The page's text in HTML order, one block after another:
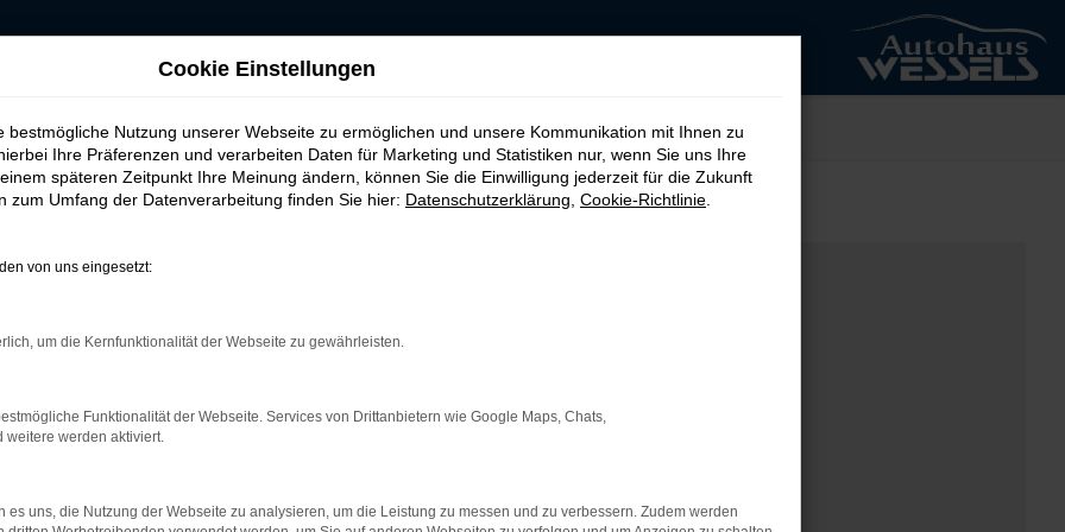
AUTOHAUS
Error
können:
deine Internetverbindung.
Beispiel deine Suchmaschine?
Cookie Einstellungen
bestmögliche Nutzung unserer Webseite zu ermöglichen und unsere Kommunikation mit Ihnen zu
Ihre Präferenzen und verarbeiten Daten für Marketing und Statistiken nur, wenn Sie uns Ihre
späteren Zeitpunkt Ihre Meinung ändern, können Sie die Einwilligung jederzeit für die Zukunft
zum Umfang der Datenverarbeitung finden Sie hier: Datenschutzerklärung Cookie-Richtlinie
von uns eingesetzt:
um die Kernfunktionalität der Webseite zu gewährleisten.
Funktionalität der Webseite. Services von Drittanbietern wie Google Maps, Chats,
weitere werden aktiviert.
es uns, die Nutzung der Webseite zu analysieren, um die Leistung zu messen und zu verbessern. Zudem werden